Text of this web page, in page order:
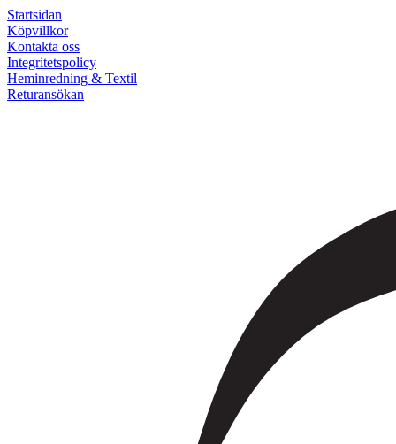
Startsidan
Köpvillkor
Kontakta oss
Integritetspolicy
Heminredning & Textil
Returansökan